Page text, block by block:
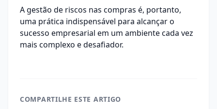
A gestão de riscos nas compras é, portanto,
uma prática indispensável para alcançar o
sucesso empresarial em um ambiente cada vez
mais complexo e desafiador.
COMPARTILHE ESTE ARTIGO